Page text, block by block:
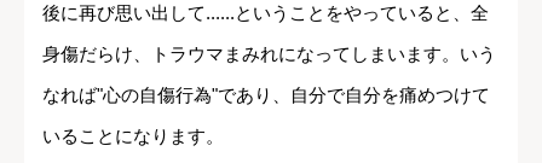
後に再び思い出して......ということをやっていると、全
身傷だらけ、トラウマまみれになってしまいます。いう
なれば"心の自傷行為"であり、自分で自分を痛めつけて
いることになります。